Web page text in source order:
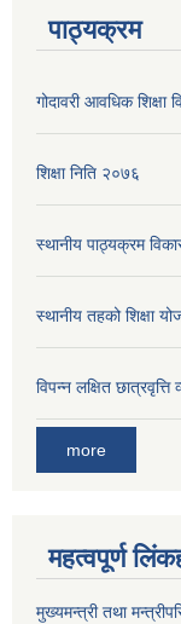
पाठ्यक्रम
गोदावरी आवधिक
शिक्षा निति २०७६
स्थानीय पाठ्यक्रम
स्थानीय तहको शिक्षा
विपन्न लक्षित
more
महत्वपूर्ण
मुख्यमन्त्री तथा